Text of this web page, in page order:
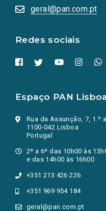
geral@pan.com.pt
Redes sociais
numa
nova
Espaço PAN
Rua da Assunção, 7, 1.º
1100-042 Lisboa
Portugal
2ª a 6ª das 10h00 às
e das 14h00 às 16h00
+351 213 426 226
+351 969 954 184
geral@pan.com.pt